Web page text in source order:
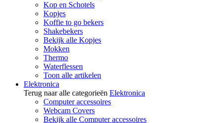
Kop en Schotels
Kopjes
Koffie to go bekers
Shakebekers
Bekijk alle Kopjes
Mokken
Thermo
Waterflessen
Toon alle artikelen
Elektronica
Terug naar alle categorieën Elektronica
Computer accessoires
Webcam Covers
Bekijk alle Computer accessoires